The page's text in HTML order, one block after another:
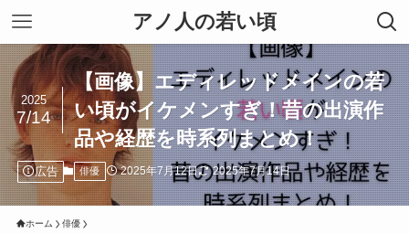
アノ人の若い頃
【画像】エディレッドメインの若
い頃がイケメンすぎ！昔の出演作
品や経歴を時系列まとめ！
2025
7/14
広告 俳優 2025年7月12日 2025年7月14日
ホーム 俳優